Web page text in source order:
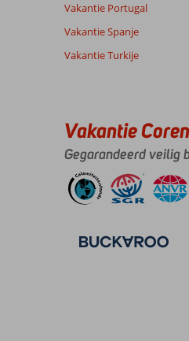
van onze
klanten
Danielle
Belgie
Met partner
,
09 juni 2026
een
heerlijk
chill
eiland.
Geen
haast,
drukte!
Rilèks!
Service 9
Prijs/
Eten -
Kamers 8
Wifi kwaliteit
Vakantie Portugal
Vakantie Spanje
Vakantie Turkije
Vakantie
Gegarandeerd veilig